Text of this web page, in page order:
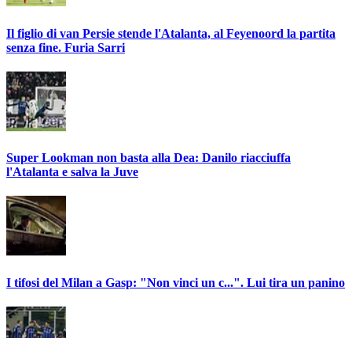
Il figlio di van Persie stende l'Atalanta, al Feyenoord la partita
senza fine. Furia Sarri
Super Lookman non basta alla Dea: Danilo riacciuffa
l'Atalanta e salva la Juve
I tifosi del Milan a Gasp: "Non vinci un c...". Lui tira un panino